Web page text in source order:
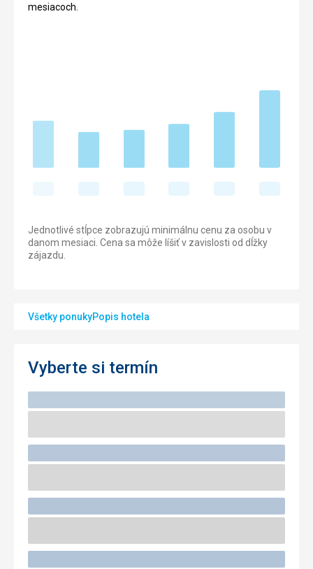
mesiacoch.
Jednotlivé stĺpce zobrazujú minimálnu cenu za osobu v
danom mesiaci. Cena sa môže líšiť v zavislosti od dĺžky
zájazdu.
Všetky ponukyPopis hotela
Vyberte si termín